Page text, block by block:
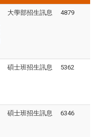
大學部招生訊息 4879
碩士班招生訊息 5362
碩士班招生訊息 6346